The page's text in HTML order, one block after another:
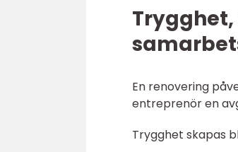
En renovering
entreprenör en
Trygghet skapas